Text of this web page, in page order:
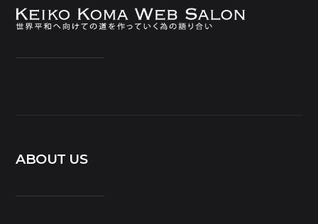
ABOUT US